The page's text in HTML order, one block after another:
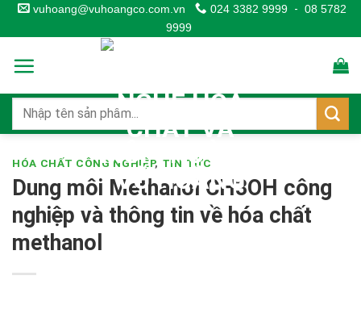
Skip
to
content
vuhoang@vuhoangco.com.vn 024 3382 9999 - 08 5782
9999
HÓA CHẤT CÔNG NGHIỆP, TIN TỨC
Dung môi Methanol CH3OH công
nghiệp và thông tin về hóa chất
methanol